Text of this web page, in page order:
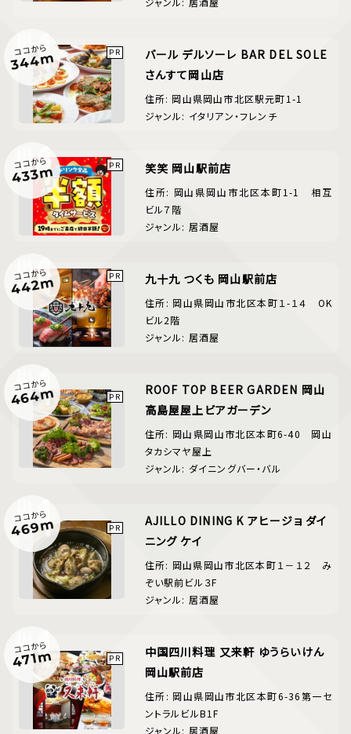
ココから
344m
バール デルソーレ BAR DEL SOLE
さんすて岡山店
住所: 岡山県岡山市北区駅元町1-1
ジャンル: イタリアン・フレンチ
ココから
433m 笑笑 岡山駅前店
住所: 岡山県岡山市北区本町1-1 相互
ビル７階
ジャンル: 居酒屋
ココから
442m 九十九 つくも 岡山駅前店
住所: 岡山県岡山市北区本町１-１４ OK
ビル2階
ジャンル: 居酒屋
ココから
464m
ROOF TOP BEER GARDEN 岡山
高島屋屋上ビアガーデン
住所: 岡山県岡山市北区本町6-40 岡山
タカシマヤ屋上
ジャンル: ダイニングバー・バル
ココから
469m
AJILLO DINING K アヒージョ ダイ
ニング ケイ
住所: 岡山県岡山市北区本町１－１２ み
ぞい駅前ビル３F
ジャンル: 居酒屋
ココから
471m
中国四川料理 又来軒 ゆうらいけん
岡山駅前店
住所: 岡山県岡山市北区本町6-36第一セ
ントラルビルB1F
ジャンル: 居酒屋